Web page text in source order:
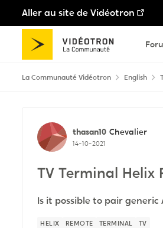
Aller au site de Vidéotron
Passer au contenu
La Communauté Vidéotron English
Discussion de
thasan10 Chevalier
14-10-2021
TV Terminal Helix
Is it possible to pair
HELIX REMOTE TERMINAL TV